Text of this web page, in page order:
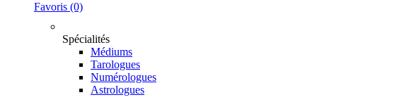
Favoris (0)
Spécialités
Médiums
Tarologues
Numérologues
Astrologues